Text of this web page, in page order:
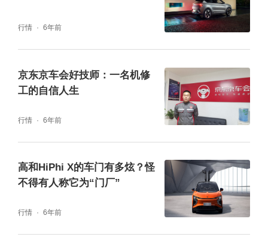
行情 6年前
京东京车会好技师：一名机修
工的自信人生
行情 6年前
高和HiPhi X的车门有多炫？怪
不得有人称它为“门厂”
行情 6年前